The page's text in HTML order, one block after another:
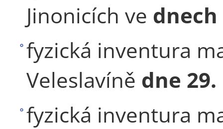
Jinonicích ve dnech
fyzická inventura
Veleslavíně dne 29.
fyzická inventura